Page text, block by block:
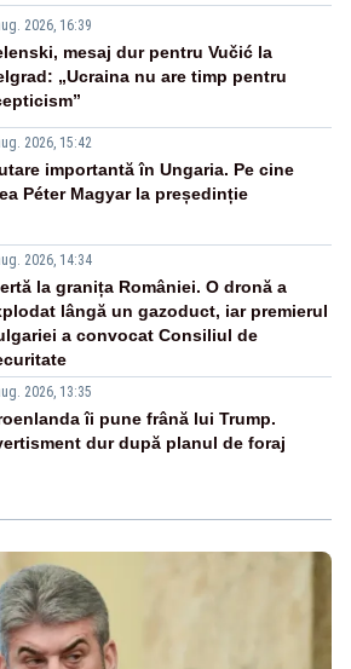
2026, 16:39
mesaj dur pentru Vučić la
„Ucraina nu are timp pentru
2026, 15:42
importantă în Ungaria. Pe cine
Péter Magyar la președinție
2026, 14:34
la granița României. O dronă a
lângă un gazoduct, iar premierul
a convocat Consiliul de
2026, 13:35
îi pune frână lui Trump.
dur după planul de foraj